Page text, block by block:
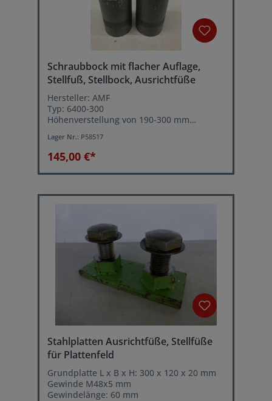
Schraubbock mit flacher Auflage,
Stellfuß, Stellbock, Ausrichtfüße
Hersteller: AMF
Typ: 6400-300
Höhenverstellung von 190-300 mm
Trapezgewinde TR65x10
Belastung: max. 350 kN
Lager Nr.: P58517
145,00 €*
Stahlplatten Ausrichtfüße, Stellfüße
für Plattenfeld
Grundplatte L x B x H: 300 x 120 x 20 mm
Gewinde M48x5 mm
Gewindelänge: 60 mm